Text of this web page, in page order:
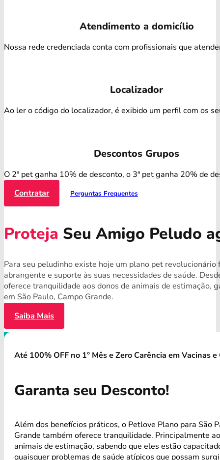
Atendimento a domicílio
Nossa rede credenciada conta com profissionais que
Localizador
Ao ler o código do localizador, é exibido um perfil com os
Descontos Grupos
O 2ª pet ganha 10% de desconto, o 3ª pet ganha 20% de
Contratar
Perguntas Frequentes
Proteja Seu Amigo Peludo
Para seu peludinho existe hoje um plano pet
abrangente e suporte às suas necessidades de saúde.
oferece tranquilidade aos donos de animais de estimação,
em São Paulo, Campo Grande.
Saiba Mais
Até 100% OFF no 1° Mês e Zero Carência em Vacinas
Garanta seu Desconto!
Além dos benefícios práticos, o Petlove Plano para São
Grande também oferece tranquilidade. Principalmente
animais de estimação, sabendo que eles estão
quaisquer problemas de saúde atípicos que possam